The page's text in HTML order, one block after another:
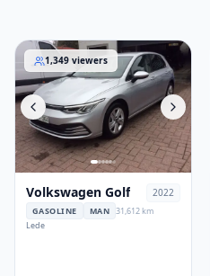
Volkswagen Golf
1,349 viewers
Volkswagen Golf 2022
GASOLINE MAN 31,612 km
Lede